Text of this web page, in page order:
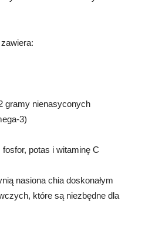
gramy nienasyconych
3)
potas i witaminę C
nasiona chia doskonałym
które są niezbędne dla